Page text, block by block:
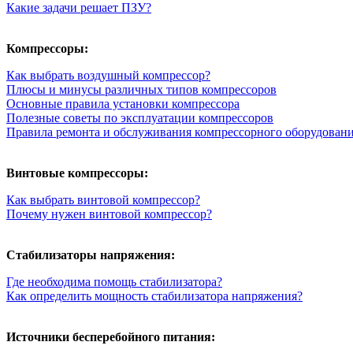
Какие задачи решает ПЗУ?
Компрессоры:
Как выбрать воздушный компрессор?
Плюсы и минусы различных типов компрессоров
Основные правила установки компрессора
Полезные советы по эксплуатации компрессоров
Правила ремонта и обслуживания компрессорного
Винтовые компрессоры:
Как выбрать винтовой компрессор?
Почему нужен винтовой компрессор?
Стабилизаторы напряжения:
Где необходима помощь стабилизатора?
Как определить мощность стабилизатора напряжения?
Источники бесперебойного питания: